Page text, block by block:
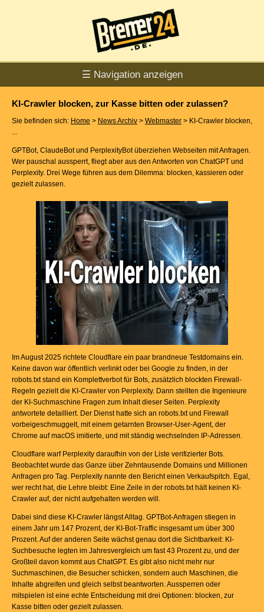
☰ Navigation anzeigen
KI-Crawler blocken, zur Kasse bitten oder zulassen?
Sie befinden sich: Home > News Archiv > Webmaster > KI-Crawler blocken,
...
GPTBot, ClaudeBot und PerplexityBot überziehen Webseiten mit Anfragen.
Wer pauschal aussperrt, fliegt aber aus den Antworten von ChatGPT und
Perplexity. Drei Wege führen aus dem Dilemma: blocken, kassieren oder
gezielt zulassen.
Im August 2025 richtete Cloudflare ein paar brandneue Testdomains ein.
Keine davon war öffentlich verlinkt oder bei Google zu finden, in der
robots.txt stand ein Komplettverbot für Bots, zusätzlich blockten Firewall-
Regeln gezielt die KI-Crawler von Perplexity. Dann stellten die Ingenieure
der KI-Suchmaschine Fragen zum Inhalt dieser Seiten. Perplexity
antwortete detailliert. Der Dienst hatte sich an robots.txt und Firewall
vorbeigeschmuggelt, mit einem getarnten Browser-User-Agent, der
Chrome auf macOS imitierte, und mit ständig wechselnden IP-Adressen.
Cloudflare warf Perplexity daraufhin von der Liste verifizierter Bots.
Beobachtet wurde das Ganze über Zehntausende Domains und Millionen
Anfragen pro Tag. Perplexity nannte den Bericht einen Verkaufspitch. Egal,
wer recht hat, die Lehre bleibt: Eine Zeile in der robots.txt hält keinen KI-
Crawler auf, der nicht aufgehalten werden will.
Dabei sind diese KI-Crawler längst Alltag. GPTBot-Anfragen stiegen in
einem Jahr um 147 Prozent, der KI-Bot-Traffic insgesamt um über 300
Prozent. Auf der anderen Seite wächst genau dort die Sichtbarkeit: KI-
Suchbesuche legten im Jahresvergleich um fast 43 Prozent zu, und der
Großteil davon kommt aus ChatGPT. Es gibt also nicht mehr nur
Suchmaschinen, die Besucher schicken, sondern auch Maschinen, die
Inhalte abgreifen und gleich selbst beantworten. Aussperren oder
mitspielen ist eine echte Entscheidung mit drei Optionen: blocken, zur
Kasse bitten oder gezielt zulassen.